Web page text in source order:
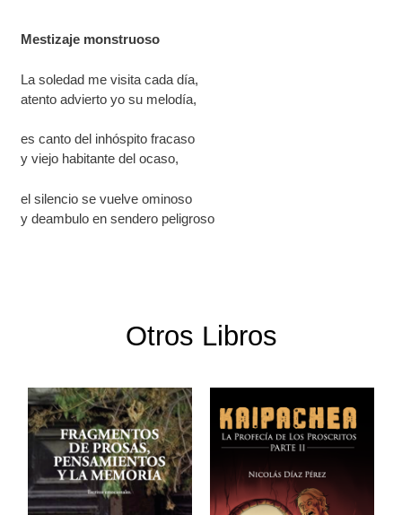
Mestizaje monstruoso
La soledad me visita cada día,
atento advierto yo su melodía,
es canto del inhóspito fracaso
y viejo habitante del ocaso,
el silencio se vuelve ominoso
y deambulo en sendero peligroso
Otros Libros